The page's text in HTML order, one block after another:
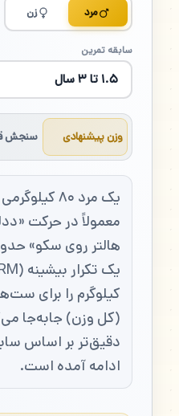
مرد زن
سابقه تمرین
وزن پیشنهادی سنجش
یک مرد ۸۰
معمولاً در حرکت
(کل وزن) جابه‌جا
دقیق‌تر بر اساس
ادامه آمده است.